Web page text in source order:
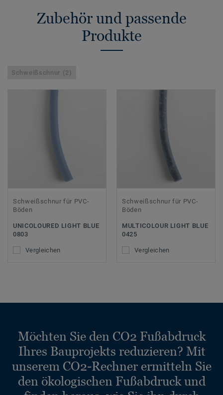
Zubehör und passende
Produkte
Schweißschnur (2)
Schweißschnur für PVC-
Böden
UNICOLOURED LIGHT BLUE
0803
Vergleichen
Schweißschnur für PVC-
Böden
MULTICOLOUR LIGHT BLUE
0425
Vergleichen
Möchten Sie den CO2 Fußabdruck
Ihres Bauprojekts reduzieren? Mit
unserem CO2-Rechner ermitteln Sie
den ökologischen Fußabdruck und